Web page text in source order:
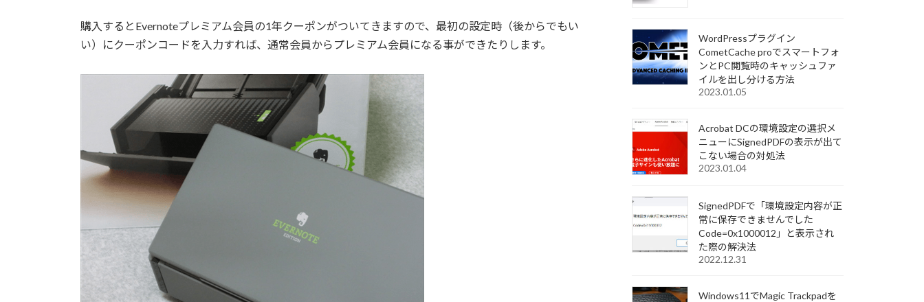
購入するとEvernoteプレミアム会員の1年クーポンがついてきますので、最初の設定時（後からでもい
い）にクーポンコードを入力すれば、通常会員からプレミアム会員になる事ができたりします。
WordPressプラグイン
CometCache proでスマートフォ
ンとPC閲覧時のキャッシュファ
イルを出し分ける方法
2023.01.05
Acrobat DCの環境設定の選択メ
ニューにSignedPDFの表示が出て
こない場合の対処法
2023.01.04
SignedPDFで「環境設定内容が正
常に保存できませんでした
Code=0x1000012」と表示され
た際の解決法
2022.12.31
Windows11でMagic Trackpadを